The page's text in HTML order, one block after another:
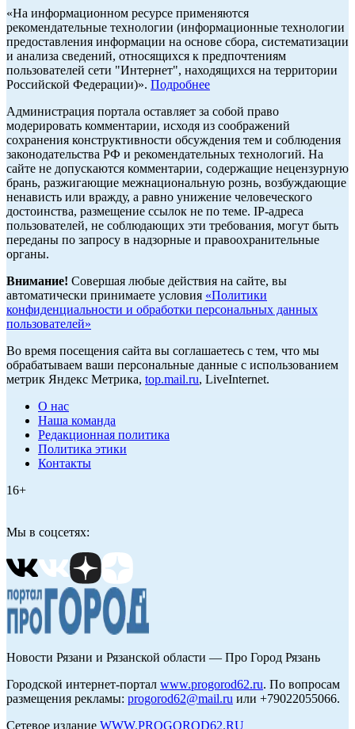
«На информационном ресурсе применяются
рекомендательные технологии (информационные технологии
предоставления информации на основе сбора, систематизации
и анализа сведений, относящихся к предпочтениям
пользователей сети "Интернет", находящихся на территории
Российской Федерации)». Подробнее
Администрация портала оставляет за собой право
модерировать комментарии, исходя из соображений
сохранения конструктивности обсуждения тем и соблюдения
законодательства РФ и рекомендательных технологий. На
сайте не допускаются комментарии, содержащие нецензурную
брань, разжигающие межнациональную рознь, возбуждающие
ненависть или вражду, а равно унижение человеческого
достоинства, размещение ссылок не по теме. IP-адреса
пользователей, не соблюдающих эти требования, могут быть
переданы по запросу в надзорные и правоохранительные
органы.
Внимание! Совершая любые действия на сайте, вы
автоматически принимаете условия «Политики
конфиденциальности и обработки персональных данных
пользователей»
Во время посещения сайта вы соглашаетесь с тем, что мы
обрабатываем ваши персональные данные с использованием
метрик Яндекс Метрика, top.mail.ru, LiveInternet.
О нас
Наша команда
Редакционная политика
Политика этики
Контакты
16+
Мы в соцсетях:
Новости Рязани и Рязанской области — Про Город Рязань
Городской интернет-портал www.progorod62.ru. По вопросам
размещения рекламы: progorod62@mail.ru или +79022055066.
Сетевое издание WWW.PROGOROD62.RU